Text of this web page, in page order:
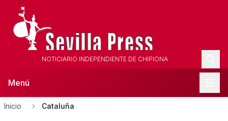
NOTICIARIO INDEPENDIENTE DE CHIPIONA
Menú
Inicio Cataluña